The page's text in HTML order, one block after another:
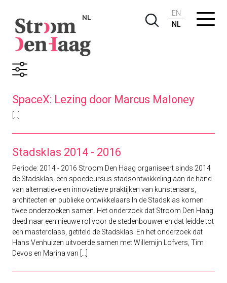
NL
EN
NL
Zoekresultaten
SpaceX: Lezing door Marcus Maloney
Stadsklas 2014 - 2016
Periode: 2014 - 2016 Stroom Den Haag organiseert sinds 2014
de Stadsklas, een spoedcursus stadsontwikkeling aan de hand
van alternatieve en innovatieve praktijken van kunstenaars,
architecten en publieke ontwikkelaars.In de Stadsklas komen
twee onderzoeken samen. Het onderzoek dat Stroom Den Haag
deed naar een nieuwe rol voor de stedenbouwer en dat leidde tot
een masterclass, getiteld de Stadsklas. En het onderzoek dat
Hans Venhuizen uitvoerde samen met Willemijn Lofvers, Tim
Devos en Marina van [...]